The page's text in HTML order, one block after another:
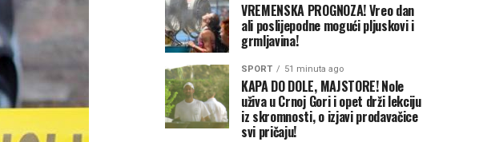
VREMENSKA PROGNOZA! Vreo dan
ali poslijepodne mogući pljuskovi i
grmljavina!
SPORT 51 minuta ago
KAPA DO DOLE, MAJSTORE! Nole
uživa u Crnoj Gori i opet drži lekciju
iz skromnosti, o izjavi prodavačice
svi pričaju!